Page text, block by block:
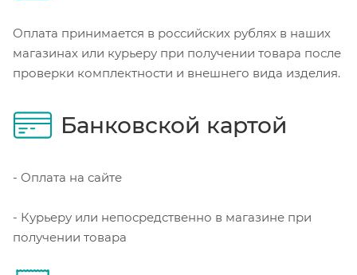
Оплата принимается в российских рублях в наших
магазинах или курьеру при получении товара после
проверки комплектности и внешнего вида изделия.
Банковской картой
- Оплата на сайте
- Курьеру или непосредственно в магазине при
получении товара